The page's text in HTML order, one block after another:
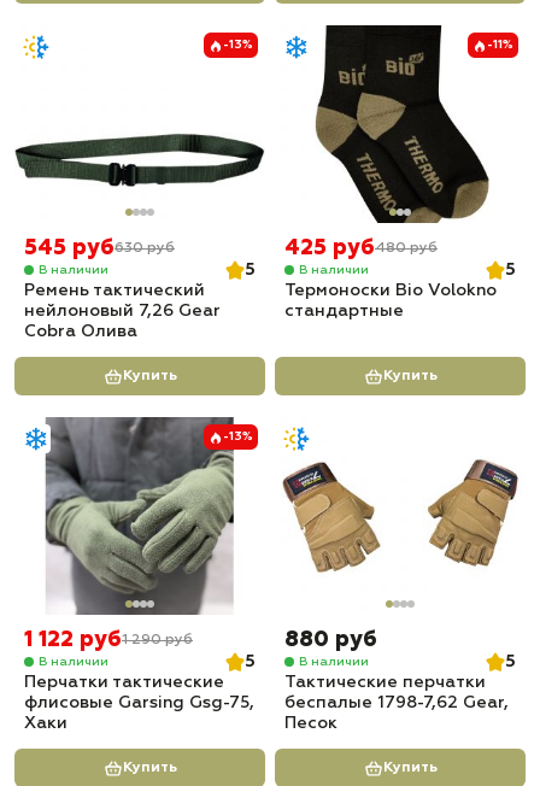
-13%
545 руб630 руб
В наличии
5
Ремень тактический
нейлоновый 7,26 Gear
Cobra Олива
Купить
-11%
425 руб480 руб
В наличии
5
Термоноски Bio Volokno
стандартные
Купить
-13%
1 122 руб1 290 руб
В наличии
5
Перчатки тактические
флисовые Garsing Gsg-75,
Хаки
Купить
880 руб
В наличии
5
Тактические перчатки
беспалые 1798-7,62 Gear,
Песок
Купить